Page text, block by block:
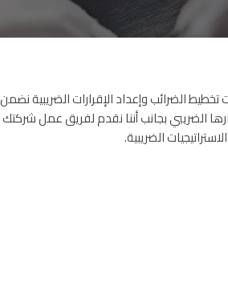
الضرائب وإعداد الإقرارات الضريبية
الضريبي بجانب أننا نقدم لفريق عمل
الضريبية.